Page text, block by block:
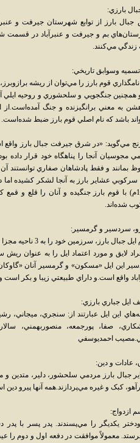
بارزي:
بارز از توابع شهرستان جيرفت و
بم و جيرفت و عنبرآباد در قسمت
زندگي مي‌کنند.
وسوابق تاريخي:
قوم بارز را مي‌توان از ريشه
باشد که نام اصلي قوم بارز ضبط شده‌است.
مي‌گويد: «در شرق جيرفت جبال بارز واقع
مجوسيان آنجا را پناهگاه خود قرار
بمانند و فقط پادشاهان صفاري توانستند آن
-1037م) با قوم بارز جنگيده و آنان را قلع و
شده‌اند.
سردسير و گرمسير:
مردم ايل جبال
لايق و مورد اعتماد ايل را به عنوان
اين ايل «مسکون» و گرمسير آنان
واقع است.و داراي طبيعتي زيبا و بکر
ايل جباري بارزي:
اين ايل عبارتند از: سنجري، ميجاني،
صفا، پورجمعه، منصوربهمني،
احمديوسفي
عادات و دين:
جبال بارز مردمي سلحشور، دلير، متدين و
کبک و غيره مي‌پردازند.همه آنها پيرو
ازدواج:
يکديگر را مي‌پسندند. پدر پسر با
معمولاً موافقت در دفعه اول و دوم را